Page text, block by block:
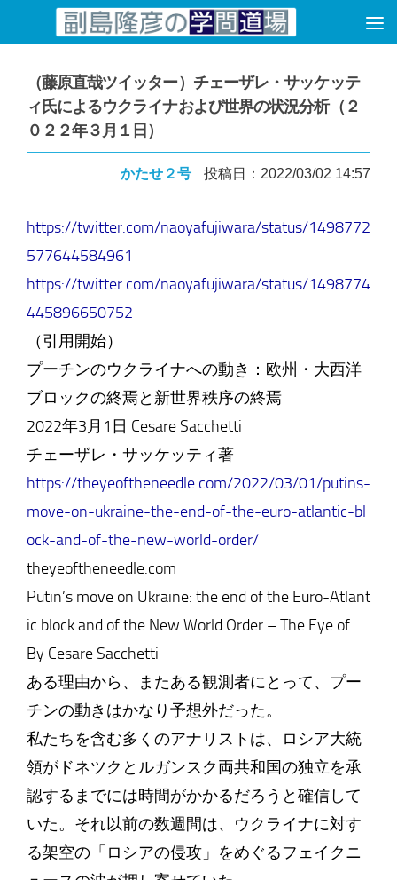
コンテンツへスキップ
（藤原直哉ツイッター）チェーザレ・サッケッテ
ィ氏によるウクライナおよび世界の状況分析（２
０２２年３月１日）
かたせ２号 投稿日：2022/03/02 14:57
https://twitter.com/naoyafujiwara/status/1498772
577644584961
https://twitter.com/naoyafujiwara/status/1498774
445896650752
（引用開始）
プーチンのウクライナへの動き：欧州・大西洋
ブロックの終焉と新世界秩序の終焉
2022年3月1日 Cesare Sacchetti
チェーザレ・サッケッティ著
https://theyeoftheneedle.com/2022/03/01/putins-
move-on-ukraine-the-end-of-the-euro-atlantic-bl
ock-and-of-the-new-world-order/
theyeoftheneedle.com
Putin’s move on Ukraine: the end of the Euro-Atlant
ic block and of the New World Order – The Eye of…
By Cesare Sacchetti
ある理由から、またある観測者にとって、プー
チンの動きはかなり予想外だった。
私たちを含む多くのアナリストは、ロシア大統
領がドネツクとルガンスク両共和国の独立を承
認するまでには時間がかかるだろうと確信して
いた。それ以前の数週間は、ウクライナに対す
る架空の「ロシアの侵攻」をめぐるフェイクニ